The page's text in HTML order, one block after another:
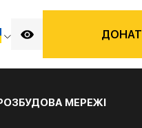
ДОНАТ
МЕРЕЖІ